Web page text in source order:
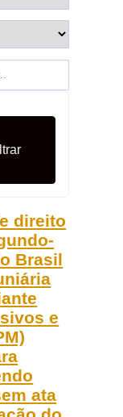
direito
Brasil
e
ata